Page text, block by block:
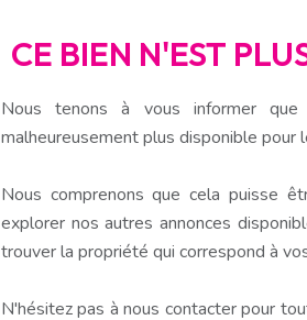
CE BIEN N'EST
Nous tenons à vous informer que
malheureusement plus disponible pour
Nous comprenons que cela puisse
explorer nos autres annonces
trouver la propriété qui correspond à
N'hésitez pas à nous contacter pour